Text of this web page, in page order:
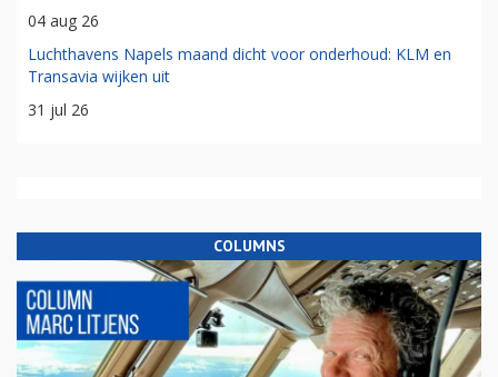
04 aug 26
Luchthavens Napels maand dicht voor onderhoud: KLM en
Transavia wijken uit
31 jul 26
COLUMNS